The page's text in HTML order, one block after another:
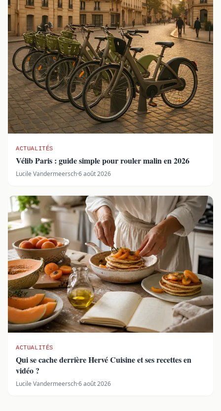
ACTUALITÉS
Vélib Paris : guide simple pour rouler malin en 2026
Lucile Vandermeersch·6 août 2026
ACTUALITÉS
Qui se cache derrière Hervé Cuisine et ses recettes en
vidéo ?
Lucile Vandermeersch·6 août 2026